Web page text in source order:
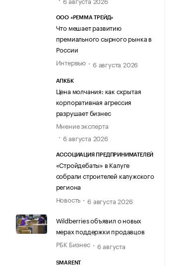
ООО «РЕММА ТРЕЙД»
Что мешает развитию
премиального сырного рынка в
России
Интервью
6 августа 2026
АПКБК
Цена молчания: как скрытая
корпоративная агрессия
разрушает бизнес
Мнение эксперта
6 августа 2026
АССОЦИАЦИЯ ПРЕДПРИНИМАТЕЛЕЙ
«Стройдебаты» в Калуге
собрали строителей калужского
региона
Новость
6 августа 2026
Wildberries объявил о новых
мерах поддержки продавцов
РБК Бизнес
6 августа
SMARENT